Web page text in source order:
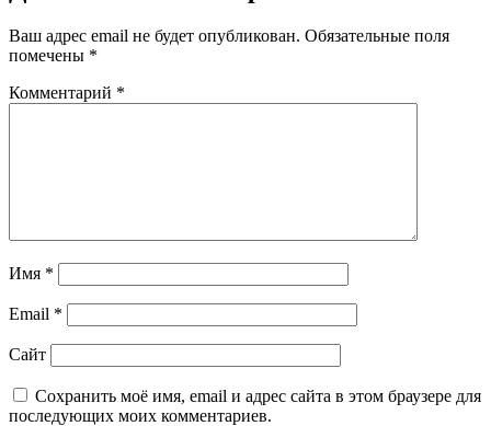
Ваш адрес email не будет опубликован. Обязательные поля
помечены *
Комментарий *
Имя *
Email *
Сайт
Сохранить моё имя, email и адрес сайта в этом браузере для
последующих моих комментариев.